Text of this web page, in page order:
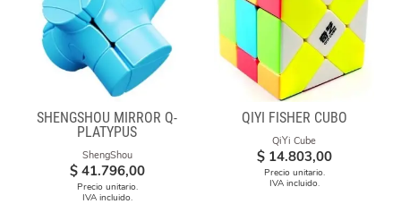
SHENGSHOU MIRROR Q-
PLATYPUS
ShengShou
$ 41.796,00
Precio unitario.
IVA incluido.
QIYI FISHER CUBO
QiYi Cube
$ 14.803,00
Precio unitario.
IVA incluido.